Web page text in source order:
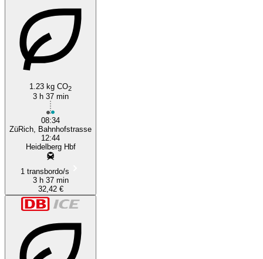
1.23 kg CO2
3 h 37 min
08:34
ZüRich, Bahnhofstrasse
12:44
Heidelberg Hbf
1 transbordo/s
3 h 37 min
32,42 €